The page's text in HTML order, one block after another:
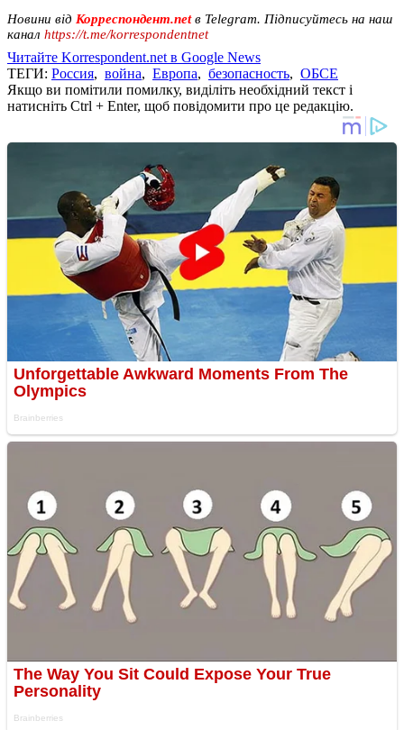
Новини від Корреспондент.netв Telegram. Підписуйтесь на наш
канал https://t.me/korrespondentnet
Читайте Korrespondent.net в Google News
ТЕГИ: Россия, война, Европа, безопасность, ОБСЕ
Якщо ви помітили помилку, виділіть необхідний текст і
натисніть Ctrl + Enter, щоб повідомити про це редакцію.